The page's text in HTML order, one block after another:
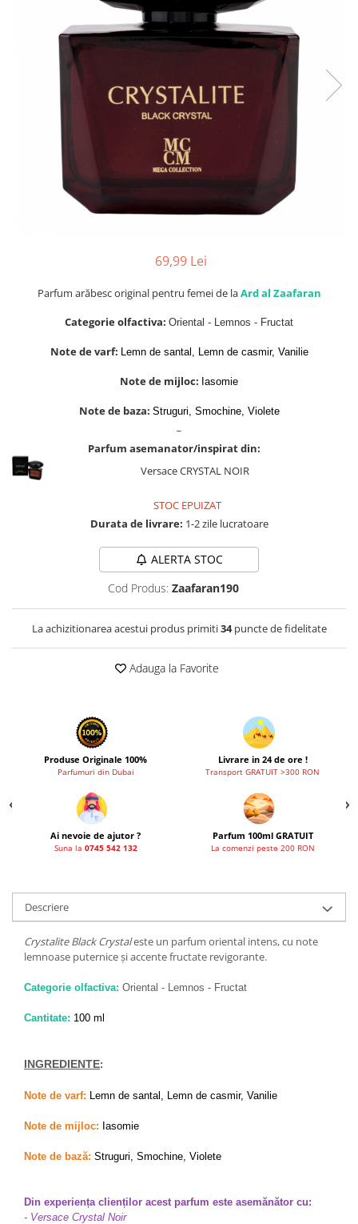
Parfumuri de VARA
Parfumuri de IARNA
Grandeur Elite
Jenny Glow
Lattafa Pride
Louis Varel
Maison Alhambra
Montage Brands
Riiffs
69,99 Lei
Parfum arăbesc original pentru femei de laArd al Zaafaran
Categorie olfactiva: Oriental - Lemnos - Fructat
Note de varf: Lemn de santal, Lemn de casmir, Vanilie
Note de mijloc: Iasomie
Note de baza: Struguri, Smochine, Violete
Parfum asemanator/inspirat din:
Versace CRYSTAL NOIR
STOC EPUIZAT
Durata de livrare: 1-2 zile lucratoare
ALERTA STOC
Cod Produs: Zaafaran190
La achizitionarea acestui produs primiti34puncte de fidelitate
Adauga la Favorite
Produse Originale 100%
Parfumuri din Dubai
Livrare in 24 de ore !
Transport GRATUIT >300 RON
Ai nevoie de ajutor ?
Suna la 0745 542 132
Parfum 100ml GRATUIT
La comenzi peste 200 RON
Descriere
Crystalite Black Crystaleste un parfum oriental intens, cu note
lemnoase puternice și accente fructate revigorante.
Categorie olfactiva: Oriental - Lemnos - Fructat
Cantitate: 100 ml
INGREDIENTE:
Note de varf: Lemn de santal, Lemn de casmir, Vanilie
Note de mijloc: Iasomie
Note de bază: Struguri, Smochine, Violete
Din experiența clienților acest parfum este asemănător cu:
- Versace Crystal Noir